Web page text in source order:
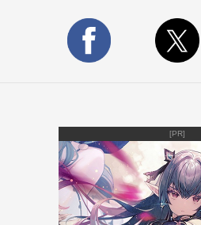
[PR]